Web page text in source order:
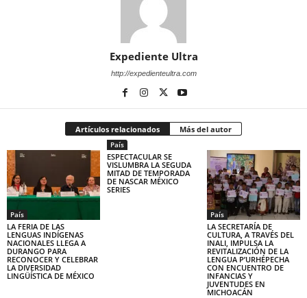
Expediente Ultra
http://expedienteultra.com
Artículos relacionados Más del autor
País
LA FERIA DE LAS
LENGUAS INDÍGENAS
NACIONALES LLEGA A
DURANGO PARA
RECONOCER Y CELEBRAR
LA DIVERSIDAD
LINGÜÍSTICA DE MÉXICO
País
ESPECTACULAR SE
VISLUMBRA LA SEGUDA
MITAD DE TEMPORADA
DE NASCAR MÉXICO
SERIES
País
LA SECRETARÍA DE
CULTURA, A TRAVÉS DEL
INALI, IMPULSA LA
REVITALIZACIÓN DE LA
LENGUA P’URHÉPECHA
CON ENCUENTRO DE
INFANCIAS Y
JUVENTUDES EN
MICHOACÁN